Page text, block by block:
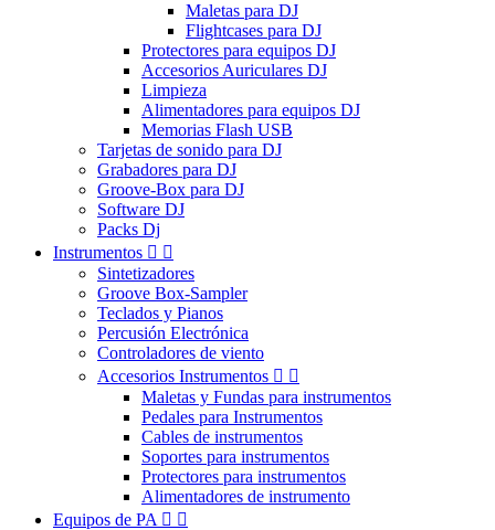
Maletas para DJ
Flightcases para DJ
Protectores para equipos DJ
Accesorios Auriculares DJ
Limpieza
Alimentadores para equipos DJ
Memorias Flash USB
Tarjetas de sonido para DJ
Grabadores para DJ
Groove-Box para DJ
Software DJ
Packs Dj
Instrumentos  
Sintetizadores
Groove Box-Sampler
Teclados y Pianos
Percusión Electrónica
Controladores de viento
Accesorios Instrumentos  
Maletas y Fundas para instrumentos
Pedales para Instrumentos
Cables de instrumentos
Soportes para instrumentos
Protectores para instrumentos
Alimentadores de instrumento
Equipos de PA  